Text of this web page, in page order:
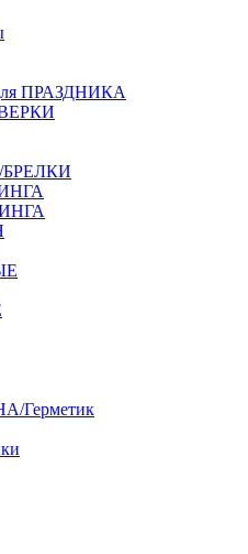
ПРАЗДНИКА
БРЕЛКИ
Герметик